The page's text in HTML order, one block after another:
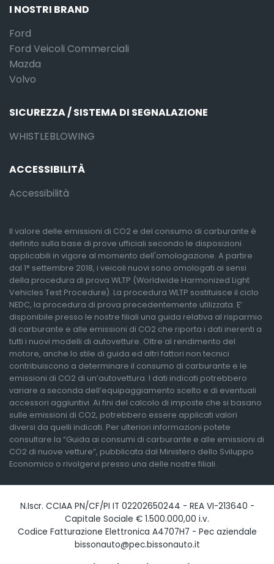
I NOSTRI BRAND
Ford
Ford Veicoli Commerciali
Mazda
Volvo
SICUREZZA / SISTEMA DI SEGNALAZIONE
WHISTLEBLOWING
ACCESSIBILITÀ
Accessibilità
Il valore delle emissioni di CO2 e del consumo di carburante è
definito sulla base di prove ufficiali secondo le disposizioni
applicabili in vigore al momento dell'omologazione. A partire
dal 1° settembre 2018, i veicoli nuovi sono omologati ai sensi
della procedura di prova WLTP (Worldwide Harmonized Light
Vehicles Test Procedure). La procedura WLTP sostituisce il ciclo
NEDC, la procedura di prova precedentemente utilizzata. E’
disponibile presso le nostre filiali una guida relativa al risparmio
di carburante e alle emissioni di CO2 che riporta i dati inerenti a
tutti i nuovi modelli di autovetture. Oltre al rendimento del
motore, anche lo stile di guida ed altri fattori non tecnici
contribuiscono a determinare il consumo di carburante e le
emissioni di CO2 di un’autovettura. I dati indicati potrebbero
variare a seconda dell’equipaggiamento scelto e di eventuali
accessori aggiuntivi. Ai fini del calcolo di imposte che si basano
sulle emissioni di CO2, potrebbero essere applicati valori
diversi da quelli indicati. Per ulteriori informazioni potete
consultare la “Guida ai consumi di carburante e alle emissioni di
CO2 di nuove vetture”, pubblicata dal Ministero dello Sviluppo
Economico o rivolgervi presso una delle nostre filiali.
N.Iscr. CCIAA PN/CF/PI IT 02202650244 - REA VI-213640 -
Capitale Sociale € 1.500.000,00 i.v.
Codice Fatturazione Elettronica A4707H7 - Pec aziendale
bissonauto@pec.bissonauto.it